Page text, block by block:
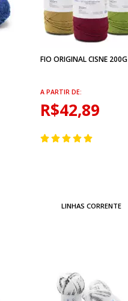
FIO ORIGINAL CISNE 200G
A PARTIR DE:
R$42,89
LINHAS CORRENTE